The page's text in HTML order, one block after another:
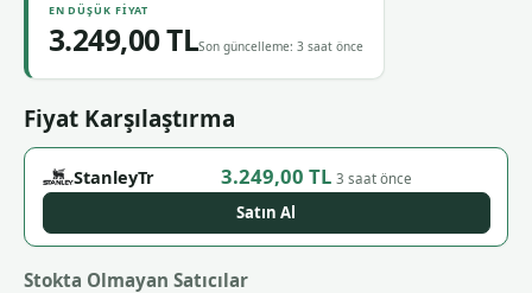
EN DÜŞÜK FIYAT
3.249,00 TLSon güncelleme: 3 saat önce
Fiyat Karşılaştırma
StanleyTr 3.249,00 TL 3 saat önce
Satın Al
Stokta Olmayan Satıcılar